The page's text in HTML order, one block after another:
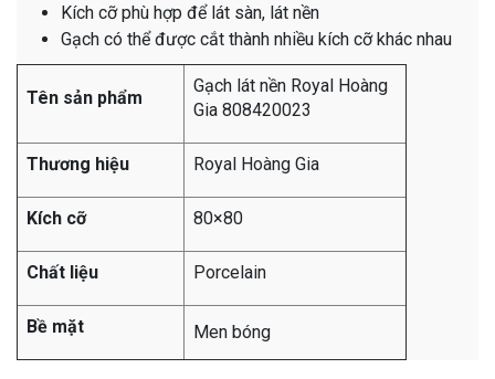
Kích cỡ phù hợp để lát sàn, lát nền
Gạch có thể được cắt thành nhiều kích cỡ khác nhau
Tên sản phẩm
Gạch lát nền Royal Hoàng
Gia 808420023
Thương hiệu Royal Hoàng Gia
Kích cỡ 80×80
Chất liệu Porcelain
Bề mặt Men bóng